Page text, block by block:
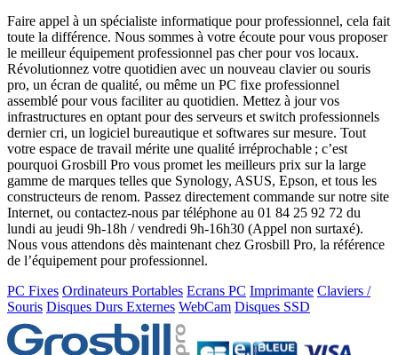
Faire appel à un spécialiste informatique pour professionnel, cela fait
toute la différence. Nous sommes à votre écoute pour vous proposer
le meilleur équipement professionnel pas cher pour vos locaux.
Révolutionnez votre quotidien avec un nouveau clavier ou souris
pro, un écran de qualité, ou même un PC fixe professionnel
assemblé pour vous faciliter au quotidien. Mettez à jour vos
infrastructures en optant pour des serveurs et switch professionnels
dernier cri, un logiciel bureautique et softwares sur mesure. Tout
votre espace de travail mérite une qualité irréprochable ; c’est
pourquoi Grosbill Pro vous promet les meilleurs prix sur la large
gamme de marques telles que Synology, ASUS, Epson, et tous les
constructeurs de renom. Passez directement commande sur notre site
Internet, ou contactez-nous par téléphone au 01 84 25 92 72 du
lundi au jeudi 9h-18h / vendredi 9h-16h30 (Appel non surtaxé).
Nous vous attendons dès maintenant chez Grosbill Pro, la référence
de l’équipement pour professionnel.
PC Fixes Ordinateurs Portables Ecrans PC Imprimante Claviers /
Souris Disques Durs Externes WebCam Disques SSD